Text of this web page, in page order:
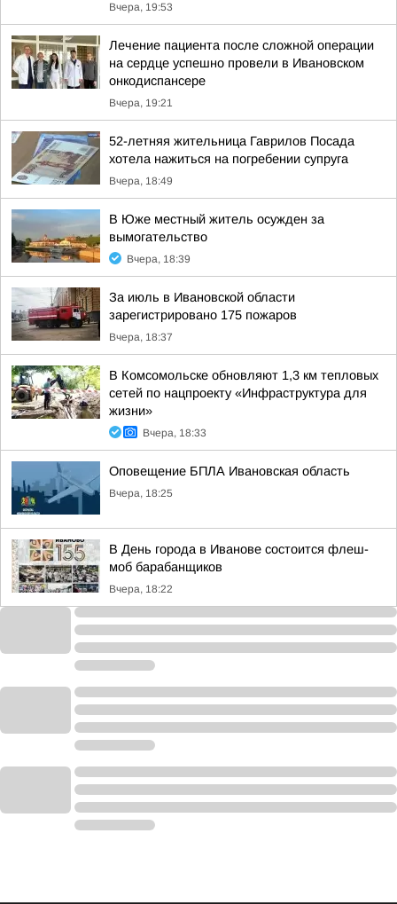
Вчера, 19:53
Лечение пациента после сложной операции
на сердце успешно провели в Ивановском
онкодиспансере
Вчера, 19:21
52-летняя жительница Гаврилов Посада
хотела нажиться на погребении супруга
Вчера, 18:49
В Юже местный житель осужден за
вымогательство
Вчера, 18:39
За июль в Ивановской области
зарегистрировано 175 пожаров
Вчера, 18:37
В Комсомольске обновляют 1,3 км тепловых
сетей по нацпроекту «Инфраструктура для
жизни»
Вчера, 18:33
Оповещение БПЛА Ивановская область
Вчера, 18:25
В День города в Иванове состоится флеш-
моб барабанщиков
Вчера, 18:22